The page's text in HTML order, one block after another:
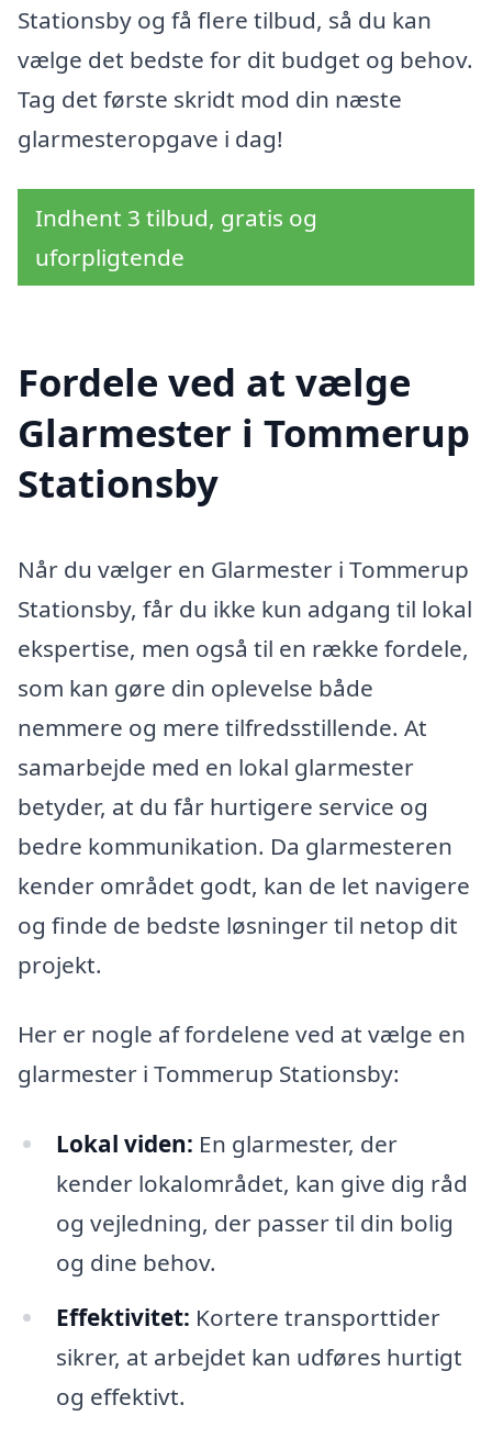
Stationsby og få flere tilbud, så du kan
vælge det bedste for dit budget og behov.
Tag det første skridt mod din næste
glarmesteropgave i dag!
Indhent 3 tilbud, gratis og
uforpligtende
Fordele ved at vælge
Glarmester i Tommerup
Stationsby
Når du vælger en Glarmester i Tommerup
Stationsby, får du ikke kun adgang til lokal
ekspertise, men også til en række fordele,
som kan gøre din oplevelse både
nemmere og mere tilfredsstillende. At
samarbejde med en lokal glarmester
betyder, at du får hurtigere service og
bedre kommunikation. Da glarmesteren
kender området godt, kan de let navigere
og finde de bedste løsninger til netop dit
projekt.
Her er nogle af fordelene ved at vælge en
glarmester i Tommerup Stationsby:
Lokal viden: En glarmester, der
kender lokalområdet, kan give dig råd
og vejledning, der passer til din bolig
og dine behov.
Effektivitet: Kortere transporttider
sikrer, at arbejdet kan udføres hurtigt
og effektivt.